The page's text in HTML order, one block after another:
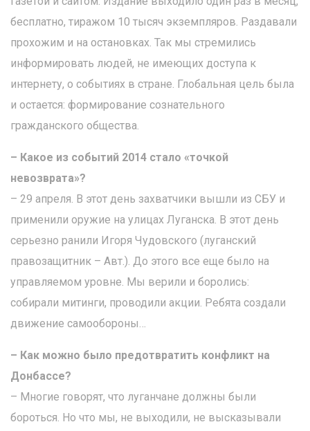
бесплатно, тиражом 10 тысяч экземпляров. Раздавали
прохожим и на остановках. Так мы стремились
информировать людей, не имеющих доступа к
интернету, о событиях в стране. Глобальная цель была
и остается: формирование сознательного
гражданского общества.
– Какое из событий 2014 стало «точкой
невозврата»?
– 29 апреля. В этот день захватчики вышли из СБУ и
применили оружие на улицах Луганска. В этот день
серьезно ранили Игоря Чудовского (луганский
правозащитник – Авт.). До этого все еще было на
управляемом уровне. Мы верили и боролись:
собирали митинги, проводили акции. Ребята создали
движение самообороны…
– Как можно было предотвратить конфликт на
Донбассе?
– Многие говорят, что луганчане должны были
бороться. Но что мы, не выходили, не высказывали